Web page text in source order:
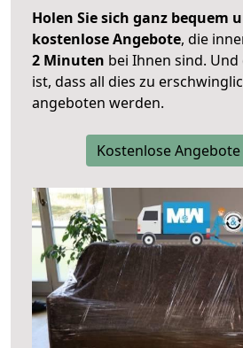
Holen Sie sich ganz bequem
kostenlose Angebote, die
2 Minuten bei Ihnen sind. Und
ist, dass all dies zu
angeboten werden.
Kostenlose